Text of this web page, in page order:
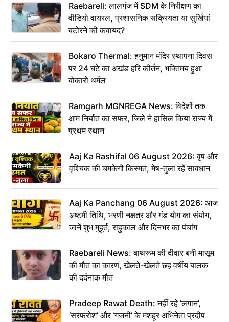
Raebareli: लालगंज में SDM के निरीक्षण का
वीडियो वायरल, प्रशासनिक सक्रियता या सुर्खियां
बटोरने की कवायद?
Bokaro Thermal: हनुमान मंदिर स्थापना दिवस
पर 24 घंटे का अखंड हरि कीर्तन, भक्तिमय हुआ
बोकारो थर्मल
Ramgarh MGNREGA News: विदेशों तक
आम निर्यात का सफर, जिले ने हासिल किया राज्य में
प्रथम स्थान
Aaj Ka Rashifal 06 August 2026: वृष और
वृश्चिक की चमकेगी किस्मत, मेष-तुला रहें सावधान
Aaj Ka Panchang 06 August 2026: आज
अष्टमी तिथि, भरणी नक्षत्र और गंड योग का संयोग,
जानें शुभ मुहूर्त, राहुकाल और दिनभर का पंचांग
Raebareli News: बाथरूम की दीवार बनी मासूम
की मौत का कारण, खेलते-खेलते छह वर्षीय बालक
की दर्दनाक मौत
Pradeep Rawat Death: नहीं रहे ‘लगान’,
‘सरफरोश’ और ‘गजनी’ के मशहूर अभिनेता प्रदीप